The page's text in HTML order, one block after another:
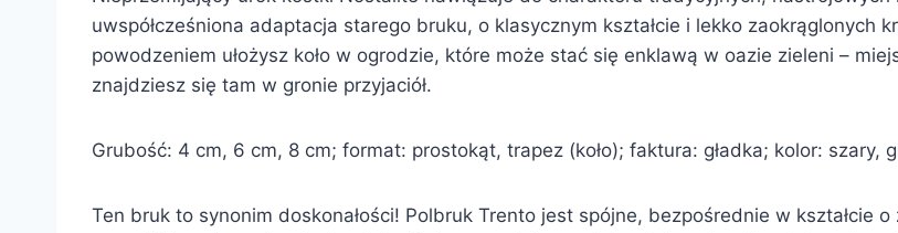
uwspółcześniona adaptacja starego bruku, o klasycznym kształcie i lekko zaokrąglonych
powodzeniem ułożysz koło w ogrodzie, które może stać się enklawą w oazie zieleni –
znajdziesz się tam w gronie przyjaciół.
Grubość: 4 cm, 6 cm, 8 cm; format: prostokąt, trapez (koło); faktura: gładka; kolor: szary,
Ten bruk to synonim doskonałości! Polbruk Trento jest spójne, bezpośrednie w kształcie